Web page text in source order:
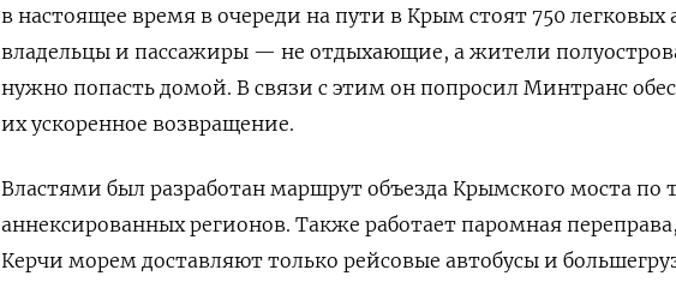
в настоящее время в очереди на пути в Крым стоят 750
владельцы и пассажиры — не отдыхающие, а жители
нужно попасть домой. В связи с этим он попросил Минтранс
их ускоренное возвращение.
Властями был разработан маршрут объезда Крымского моста по
аннексированных регионов. Также работает паромная
Керчи морем доставляют только рейсовые автобусы и